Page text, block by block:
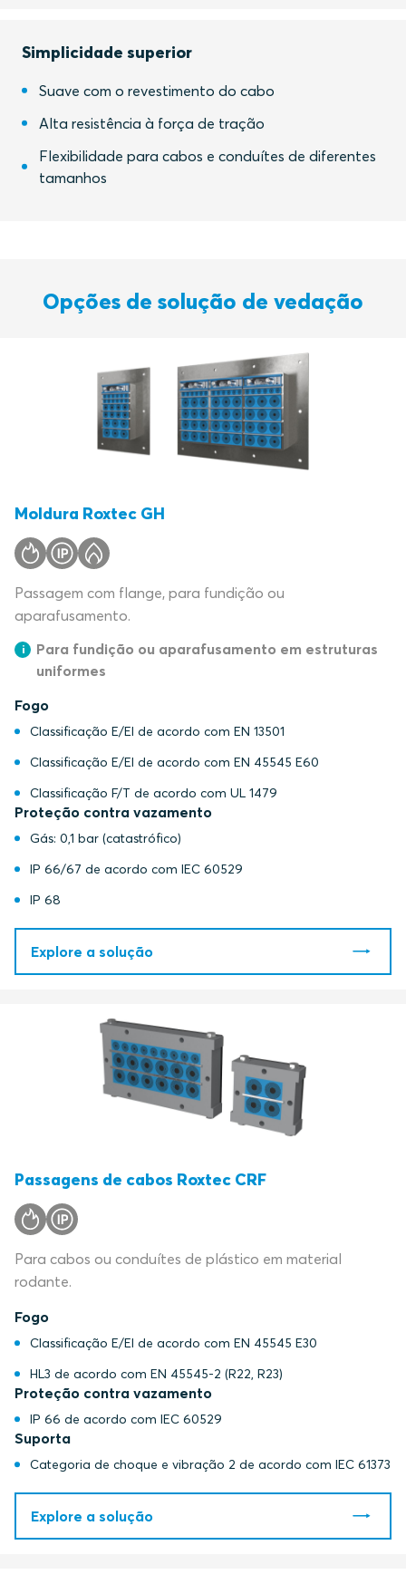
Simplicidade superior
Suave com o revestimento do cabo
Alta resistência à força de tração
Flexibilidade para cabos e conduítes de diferentes
tamanhos
Opções de solução de vedação
Moldura Roxtec GH
Passagem com flange, para fundição ou
aparafusamento.
Para fundição ou aparafusamento em estruturas
uniformes
Fogo
Classificação E/EI de acordo com EN 13501
Classificação E/EI de acordo com EN 45545 E60
Classificação F/T de acordo com UL 1479
Proteção contra vazamento
Gás: 0,1 bar (catastrófico)
IP 66/67 de acordo com IEC 60529
IP 68
Explore a solução
Passagens de cabos Roxtec CRF
Para cabos ou conduítes de plástico em material
rodante.
Fogo
Classificação E/EI de acordo com EN 45545 E30
HL3 de acordo com EN 45545-2 (R22, R23)
Proteção contra vazamento
IP 66 de acordo com IEC 60529
Suporta
Categoria de choque e vibração 2 de acordo com IEC 61373
Explore a solução